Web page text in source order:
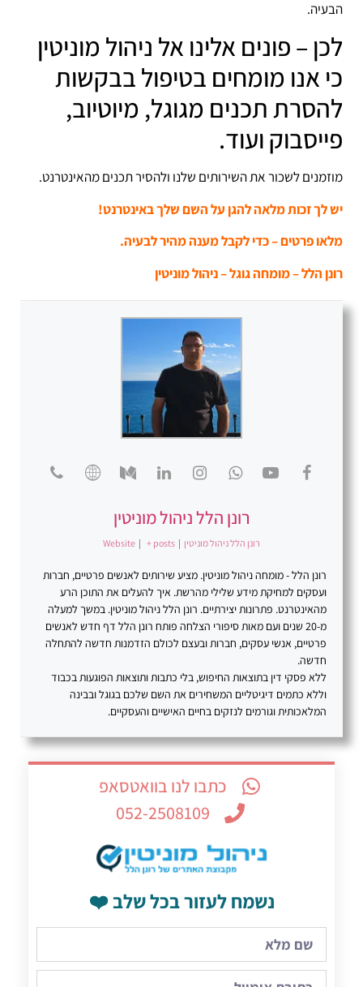
הבעיה.
לכן – פונים אלינו אל ניהול מוניטין
כי אנו מומחים בטיפול בבקשות
להסרת תכנים מגוגל, מיוטיוב,
פייסבוק ועוד.
מוזמנים לשכור את השירותים שלנו ולהסיר תכנים מהאינטרנט.
יש לך זכות מלאה להגן על השם שלך באינטרנט!
מלאו פרטים – כדי לקבל מענה מהיר לבעיה.
רונן הלל – מומחה גוגל – ניהול מוניטין
רונן הלל ניהול מוניטין
רונן הלל ניהול מוניטין |
Website | + posts
רונן הלל - מומחה ניהול מוניטין. מציע שירותים לאנשים פרטיים, חברות
ועסקים למחיקת מידע שלילי מהרשת. איך להעלים את התוכן הרע
מהאינטרנט. פתרונות יצירתיים. רונן הלל ניהול מוניטין. במשך למעלה
מ-20 שנים ועם מאות סיפורי הצלחה פותח רונן הלל דף חדש לאנשים
פרטיים, אנשי עסקים, חברות ובעצם לכולם הזדמנות חדשה להתחלה
חדשה.
ללא פסקי דין בתוצאות החיפוש, בלי כתבות ותוצאות הפוגעות בכבוד
וללא כתמים דיגיטליים המשחירים את השם שלכם בגוגל ובבינה
המלאכותית וגורמים לנזקים בחיים האישיים והעסקיים.
כתבו לנו בוואטסאפ
052-2508109
נשמח לעזור בכל שלב ❤️